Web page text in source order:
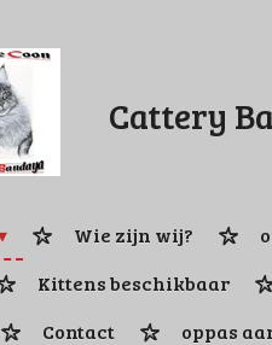
Cattery
Wie zijn wij?
Kittens beschikbaar
Contact oppas